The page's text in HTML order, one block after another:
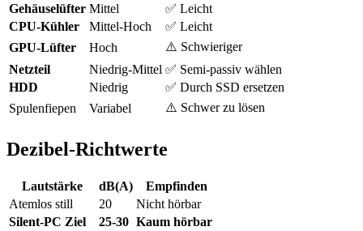
Gehäuselüfter Mittel
✅ Leicht
CPU-Kühler
Mittel-Hoch
✅ Leicht
GPU-Lüfter
Hoch
⚠️ Schwieriger
Netzteil
Niedrig-Mittel ✅ Semi-passiv wählen
HDD
Niedrig
✅ Durch SSD ersetzen
Spulenfiepen
Variabel ⚠️ Schwer zu lösen
Dezibel-Richtwerte
Lautstärke dB(A)
Empfinden
Atemlos still
20
Nicht hörbar
Silent-PC Ziel
25-30 Kaum hörbar